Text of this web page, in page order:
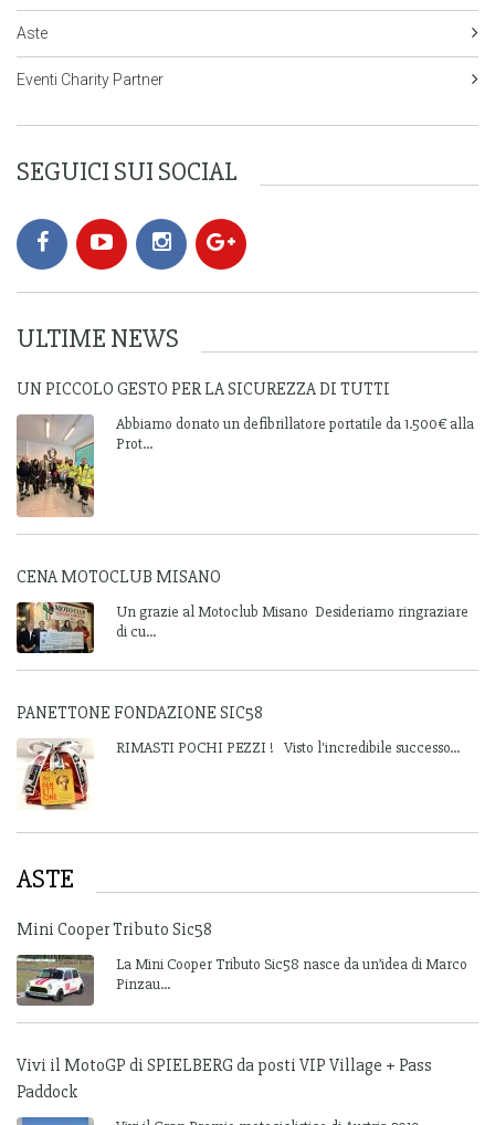
Aste
Eventi Charity Partner
SEGUICI SUI SOCIAL
ULTIME NEWS
UN PICCOLO GESTO PER LA SICUREZZA DI TUTTI
Abbiamo donato un defibrillatore portatile da 1.500€ alla
Prot...
CENA MOTOCLUB MISANO
Un grazie al Motoclub Misano Desideriamo ringraziare
di cu...
PANETTONE FONDAZIONE SIC58
RIMASTI POCHI PEZZI ! Visto l'incredibile successo...
ASTE
Mini Cooper Tributo Sic58
La Mini Cooper Tributo Sic58 nasce da un’idea di Marco
Pinzau...
Vivi il MotoGP di SPIELBERG da posti VIP Village + Pass
Paddock